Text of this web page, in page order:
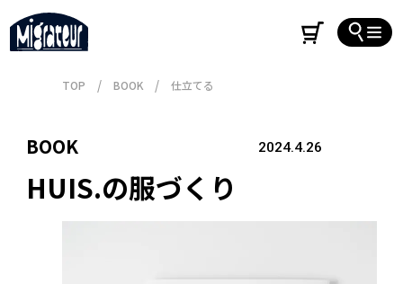
TOP BOOK 仕立てる
BOOK 2024.4.26
HUIS.の服づくり